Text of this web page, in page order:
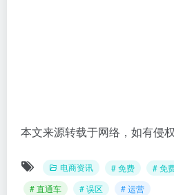
本文来源转载于网络，如有侵
电商资讯 # 免费 # 免
# 直通车
# 误区 # 运营